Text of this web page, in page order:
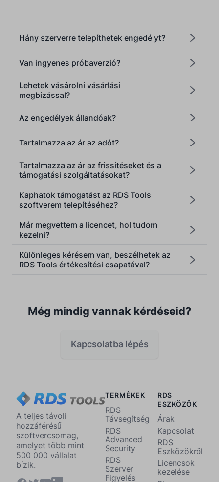
Hány szerverre telepíthetek engedélyt?
Van ingyenes próbaverzió?
Lehetek vásárolni vásárlási
megbízással?
Az engedélyek állandóak?
Tartalmazza az ár az adót?
Tartalmazza az ár az frissítéseket és a
támogatási szolgáltatásokat?
Kaphatok támogatást az RDS Tools
szoftverem telepítéséhez?
Már megvettem a licencet, hol tudom
kezelni?
Különleges kérésem van, beszélhetek az
RDS Tools értékesítési csapatával?
Még mindig vannak kérdéseid?
Kapcsolatba lépés
A teljes távoli
hozzáférésű
szoftvercsomag,
amelyet több mint
500 000 vállalat
bízik.
TERMÉKEK
RDS
Távsegítség
RDS
Advanced
Security
RDS
Szerver
Figyelés
RDS
ESZKÖZÖK
Árak
Kapcsolat
RDS
Eszközökről
Licencsok
kezelése